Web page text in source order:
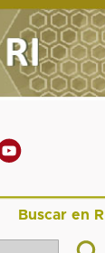
Buscar en RI